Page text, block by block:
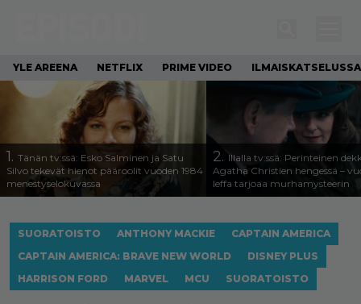
YLE AREENA NETFLIX PRIME VIDEO ILMAISKATSELUSSA
1. Tänän tv:ssä: Esko Salminen ja Satu
Silvo tekevät hienot pääroolit vuoden 1984
menestyselokuvassa
2. Illalla tv:ssä: Perinteinen
Agatha Christien hengessä –
leffa tarjoaa murhamysteerin
SUORATOISTO ANTHONY MACKIE
CAPTAIN AMERICA
CAPTAIN AMERICA: BRAVE NEW WORLD
DISNEY PLUS
HARRISON FORD
MARVEL MCU SUORATOISTO